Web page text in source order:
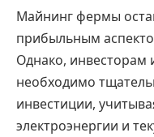
Майнинг фермы
прибыльным
Однако,
необходимо
инвестиции,
электроэнергии и